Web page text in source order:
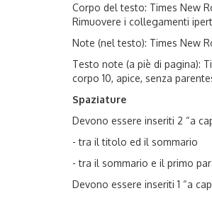
Corpo del testo: Times New
Rimuovere i collegamenti
Note (nel testo): Times New
Testo note (a piè di pagina):
corpo 10, apice, senza
Spaziature
Devono essere inseriti 2 “a
- tra il titolo ed il sommario
- tra il sommario e il primo
Devono essere inseriti 1 “a